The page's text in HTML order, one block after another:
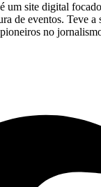
um site digital
de eventos. Teve a
no